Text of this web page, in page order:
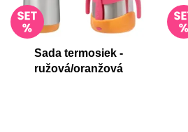
Sada termosiek -
ružová/oranžová